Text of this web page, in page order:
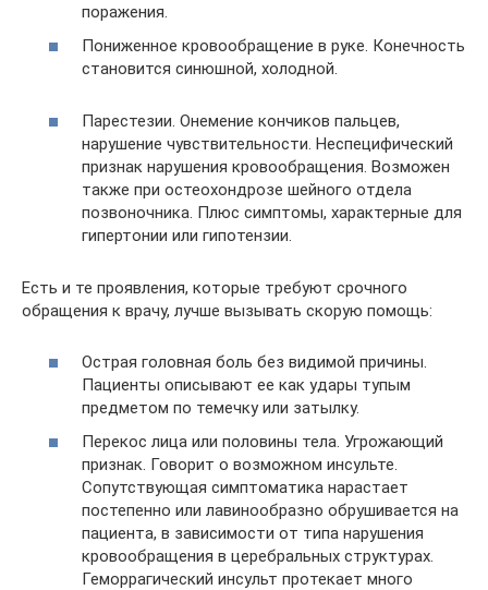
поражения.
Пониженное кровообращение в руке. Конечность
становится синюшной, холодной.
Парестезии. Онемение кончиков пальцев,
нарушение чувствительности. Неспецифический
признак нарушения кровообращения. Возможен
также при остеохондрозе шейного отдела
позвоночника. Плюс симптомы, характерные для
гипертонии или гипотензии.
Есть и те проявления, которые требуют срочного
обращения к врачу, лучше вызывать скорую помощь:
Острая головная боль без видимой причины.
Пациенты описывают ее как удары тупым
предметом по темечку или затылку.
Перекоc лица или половины тела. Угрожающий
признак. Говорит о возможном инсульте.
Сопутствующая симптоматика нарастает
постепенно или лавинообразно обрушивается на
пациента, в зависимости от типа нарушения
кровообращения в церебральных структурах.
Геморрагический инсульт протекает много